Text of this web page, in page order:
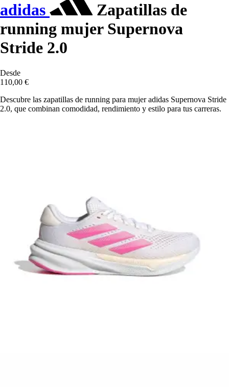
adidas
Zapatillas de
running mujer Supernova
Stride 2.0
Desde
110,00 €
Descubre las zapatillas de running para mujer adidas Supernova Stride
2.0, que combinan comodidad, rendimiento y estilo para tus carreras.